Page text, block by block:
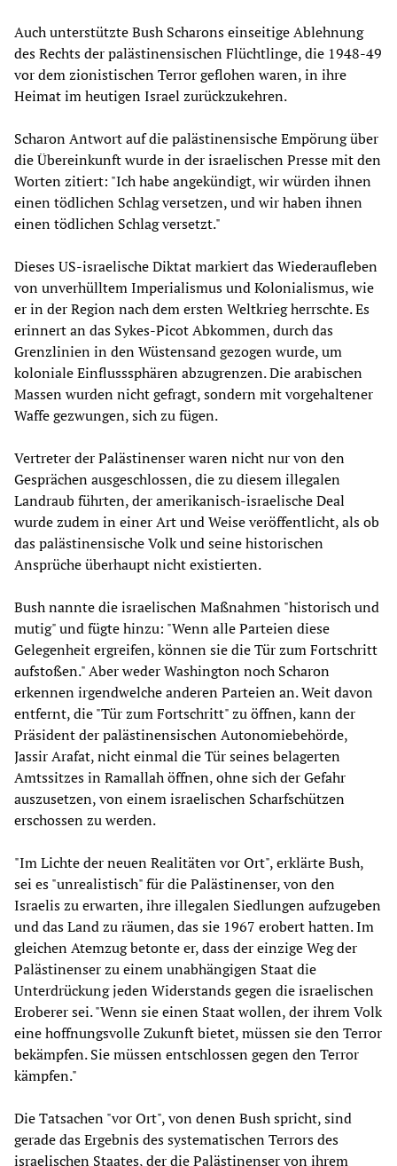
Auch unterstützte Bush Scharons einseitige Ablehnung
des Rechts der palästinensischen Flüchtlinge, die 1948-49
vor dem zionistischen Terror geflohen waren, in ihre
Heimat im heutigen Israel zurückzukehren.
Scharon Antwort auf die palästinensische Empörung über
die Übereinkunft wurde in der israelischen Presse mit den
Worten zitiert: "Ich habe angekündigt, wir würden ihnen
einen tödlichen Schlag versetzen, und wir haben ihnen
einen tödlichen Schlag versetzt."
Dieses US-israelische Diktat markiert das Wiederaufleben
von unverhülltem Imperialismus und Kolonialismus, wie
er in der Region nach dem ersten Weltkrieg herrschte. Es
erinnert an das Sykes-Picot Abkommen, durch das
Grenzlinien in den Wüstensand gezogen wurde, um
koloniale Einflusssphären abzugrenzen. Die arabischen
Massen wurden nicht gefragt, sondern mit vorgehaltener
Waffe gezwungen, sich zu fügen.
Vertreter der Palästinenser waren nicht nur von den
Gesprächen ausgeschlossen, die zu diesem illegalen
Landraub führten, der amerikanisch-israelische Deal
wurde zudem in einer Art und Weise veröffentlicht, als ob
das palästinensische Volk und seine historischen
Ansprüche überhaupt nicht existierten.
Bush nannte die israelischen Maßnahmen "historisch und
mutig" und fügte hinzu: "Wenn alle Parteien diese
Gelegenheit ergreifen, können sie die Tür zum Fortschritt
aufstoßen." Aber weder Washington noch Scharon
erkennen irgendwelche anderen Parteien an. Weit davon
entfernt, die "Tür zum Fortschritt" zu öffnen, kann der
Präsident der palästinensischen Autonomiebehörde,
Jassir Arafat, nicht einmal die Tür seines belagerten
Amtssitzes in Ramallah öffnen, ohne sich der Gefahr
auszusetzen, von einem israelischen Scharfschützen
erschossen zu werden.
"Im Lichte der neuen Realitäten vor Ort", erklärte Bush,
sei es "unrealistisch" für die Palästinenser, von den
Israelis zu erwarten, ihre illegalen Siedlungen aufzugeben
und das Land zu räumen, das sie 1967 erobert hatten. Im
gleichen Atemzug betonte er, dass der einzige Weg der
Palästinenser zu einem unabhängigen Staat die
Unterdrückung jeden Widerstands gegen die israelischen
Eroberer sei. "Wenn sie einen Staat wollen, der ihrem Volk
eine hoffnungsvolle Zukunft bietet, müssen sie den Terror
bekämpfen. Sie müssen entschlossen gegen den Terror
kämpfen."
Die Tatsachen "vor Ort", von denen Bush spricht, sind
gerade das Ergebnis des systematischen Terrors des
israelischen Staates, der die Palästinenser von ihrem